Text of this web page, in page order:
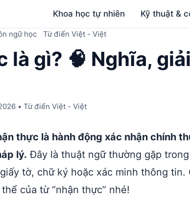
Khoa học tự nhiên Kỹ thuật &
ngữ học Từ điển Việt - Việt
là gì? 🧠 Nghĩa,
• Từ điển Việt - Việt
thực là hành động xác nhận chính
lý. Đây là thuật ngữ thường gặp
tờ, chữ ký hoặc xác minh thông
của từ “nhận thực” nhé!